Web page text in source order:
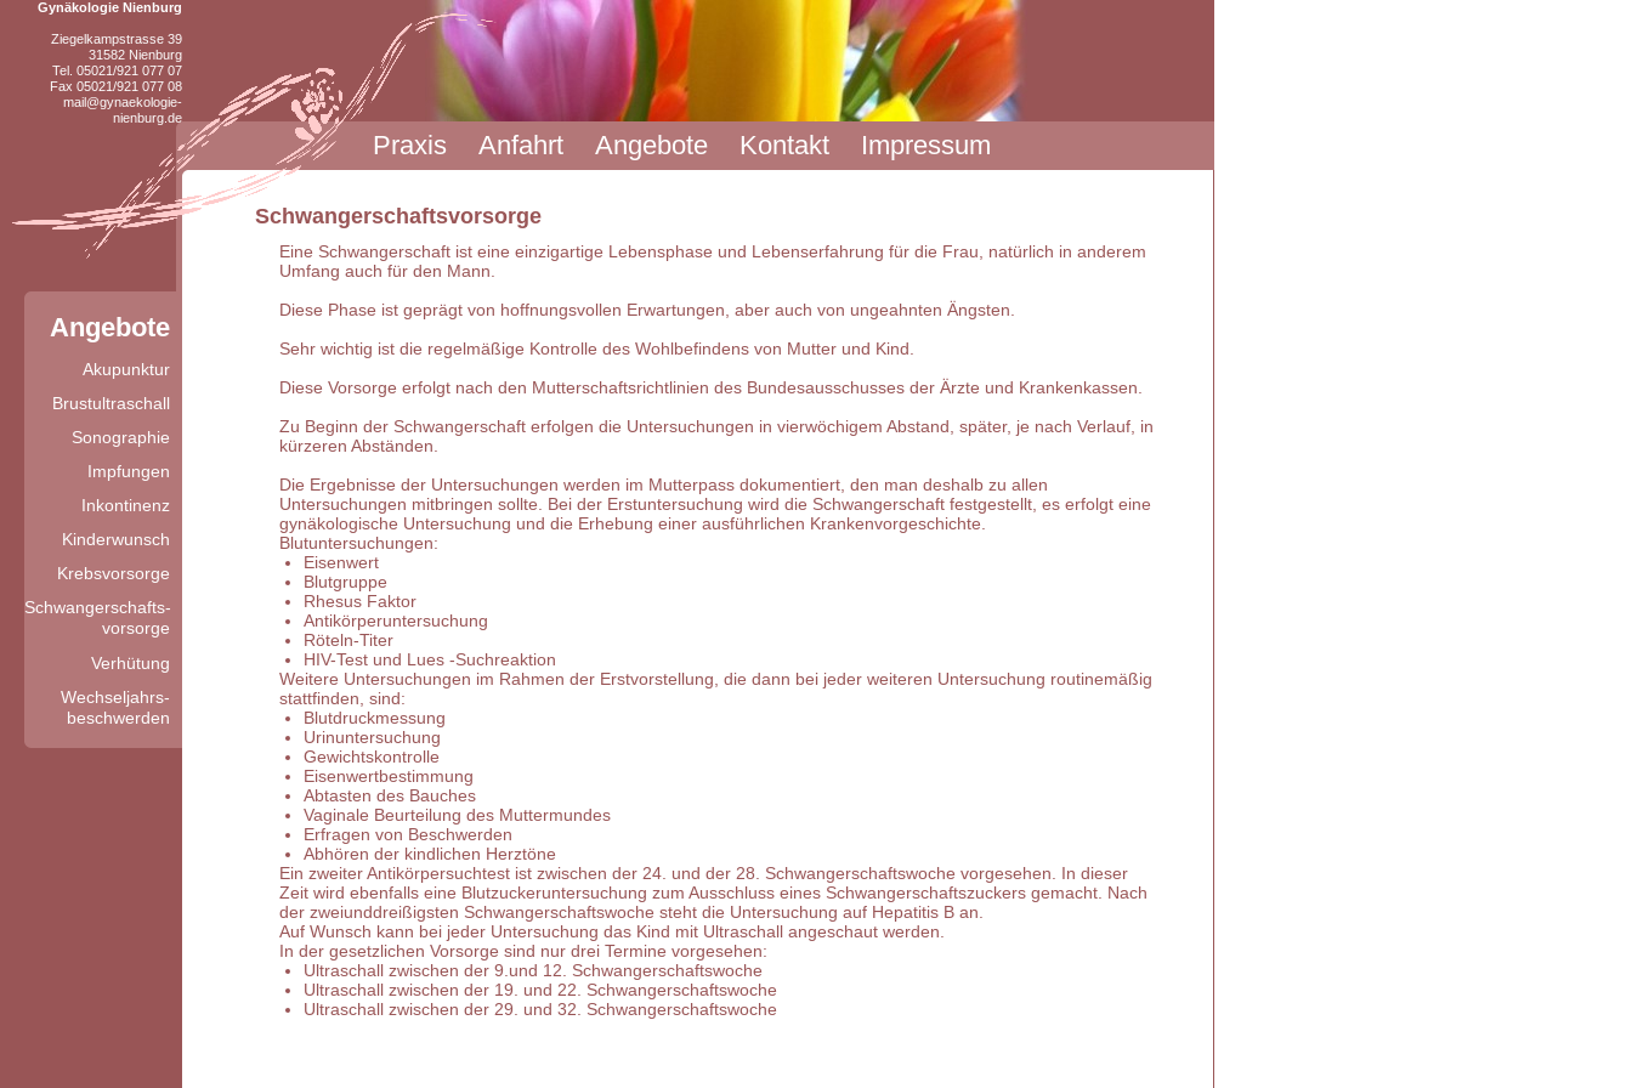
Gynäkologie Nienburg
Ziegelkampstrasse 39
31582 Nienburg
Tel. 05021/921 077 07
Fax 05021/921 077 08
mail@gynaekologie-
nienburg.de
Praxis Anfahrt Angebote Kontakt Impressum
Angebote
Akupunktur
Brustultraschall
Sonographie
Impfungen
Inkontinenz
Kinderwunsch
Krebsvorsorge
Schwangerschafts-
vorsorge
Verhütung
Wechseljahrs-
beschwerden
Schwangerschaftsvorsorge
Eine Schwangerschaft ist eine einzigartige Lebensphase und Lebenserfahrung für die Frau, natürlich in anderem
Umfang auch für den Mann.
Diese Phase ist geprägt von hoffnungsvollen Erwartungen, aber auch von ungeahnten Ängsten.
Sehr wichtig ist die regelmäßige Kontrolle des Wohlbefindens von Mutter und Kind.
Diese Vorsorge erfolgt nach den Mutterschaftsrichtlinien des Bundesausschusses der Ärzte und Krankenkassen.
Zu Beginn der Schwangerschaft erfolgen die Untersuchungen in vierwöchigem Abstand, später, je nach Verlauf, in
kürzeren Abständen.
Die Ergebnisse der Untersuchungen werden im Mutterpass dokumentiert, den man deshalb zu allen
Untersuchungen mitbringen sollte. Bei der Erstuntersuchung wird die Schwangerschaft festgestellt, es erfolgt eine
gynäkologische Untersuchung und die Erhebung einer ausführlichen Krankenvorgeschichte.
Blutuntersuchungen:
Eisenwert
Blutgruppe
Rhesus Faktor
Antikörperuntersuchung
Röteln-Titer
HIV-Test und Lues -Suchreaktion
Weitere Untersuchungen im Rahmen der Erstvorstellung, die dann bei jeder weiteren Untersuchung routinemäßig
stattfinden, sind:
Blutdruckmessung
Urinuntersuchung
Gewichtskontrolle
Eisenwertbestimmung
Abtasten des Bauches
Vaginale Beurteilung des Muttermundes
Erfragen von Beschwerden
Abhören der kindlichen Herztöne
Ein zweiter Antikörpersuchtest ist zwischen der 24. und der 28. Schwangerschaftswoche vorgesehen. In dieser
Zeit wird ebenfalls eine Blutzuckeruntersuchung zum Ausschluss eines Schwangerschaftszuckers gemacht. Nach
der zweiunddreißigsten Schwangerschaftswoche steht die Untersuchung auf Hepatitis B an.
Auf Wunsch kann bei jeder Untersuchung das Kind mit Ultraschall angeschaut werden.
In der gesetzlichen Vorsorge sind nur drei Termine vorgesehen:
Ultraschall zwischen der 9.und 12. Schwangerschaftswoche
Ultraschall zwischen der 19. und 22. Schwangerschaftswoche
Ultraschall zwischen der 29. und 32. Schwangerschaftswoche